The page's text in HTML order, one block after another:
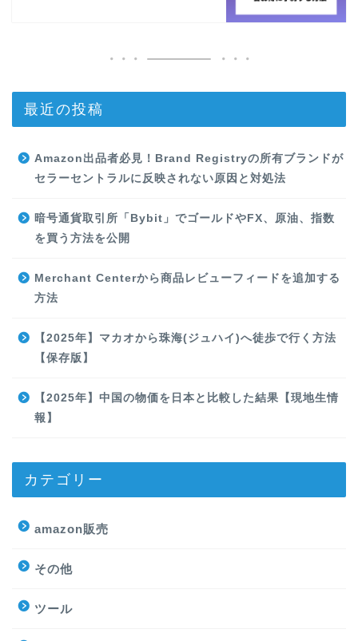
最近の投稿
Amazon出品者必見！Brand Registryの所有ブランドが
セラーセントラルに反映されない原因と対処法
暗号通貨取引所「Bybit」でゴールドやFX、原油、指数
を買う方法を公開
Merchant Centerから商品レビューフィードを追加する
方法
【2025年】マカオから珠海(ジュハイ)へ徒歩で行く方法
【保存版】
【2025年】中国の物価を日本と比較した結果【現地生情
報】
カテゴリー
amazon販売
その他
ツール